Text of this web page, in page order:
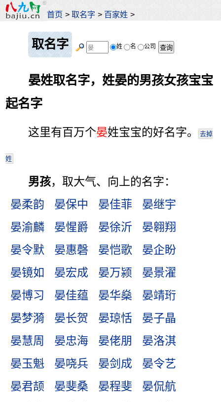
首页 >取名字 > 百家姓 >
取名字 姓 名 公司
晏姓取名字，姓晏的男孩女孩宝宝
起名字
这里有百万个晏姓宝宝的好名字。 去掉
姓
男孩，取大气、向上的名字：
晏柔韵
晏保中 晏佳菲
晏继宇
晏渝麟
晏惺爵 晏徐沂
晏翱翔
晏令默
晏惠磬 晏恺歌
晏企盼
晏镜如
晏宏成 晏万颍
晏景濯
晏博习
晏佳蕴 晏华燊
晏靖珩
晏梦漪
晏长贺 晏琼恬
晏子晶
晏慧周
晏忠海 晏佬朋
晏洛淇
晏玉魁
晏哓兵 晏剑成
晏令艺
晏君颉
晏斐桑 晏程斐
晏侃航